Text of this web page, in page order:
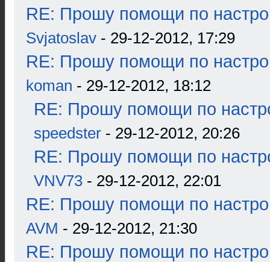
RE: Прошу помощи по
Svjatoslav - 29-12-2012, 17:29
RE: Прошу помощи по
koman - 29-12-2012, 18:12
RE: Прошу помощи по
speedster - 29-12-2012, 20:26
RE: Прошу помощи по
VNV73 - 29-12-2012, 22:01
RE: Прошу помощи по
AVM - 29-12-2012, 21:30
RE: Прошу помощи по